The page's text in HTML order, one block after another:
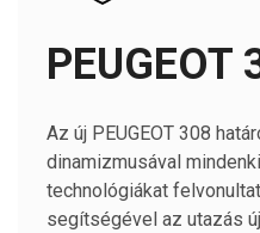
PEUGEOT
Az új PEUGEOT 308
dinamizmusával
technológiákat
segítségével az utazás